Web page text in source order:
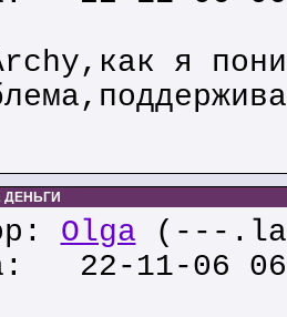
я
ДЕНЬГИ
Olga (---
22-11-06